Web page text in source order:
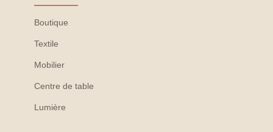
Boutique
Textile
Mobilier
Centre de table
Lumière